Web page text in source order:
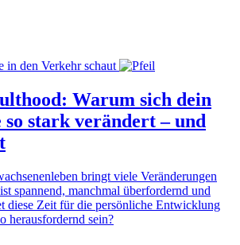
Warum sich dein
so stark verändert – und
bringt viele Veränderungen
spannend, manchmal überfordernd und
diese Zeit für die persönliche Entwicklung
herausfordernd sein?